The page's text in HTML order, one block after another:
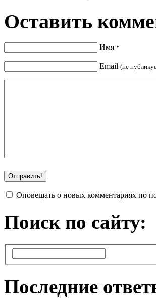
Оставить
Имя *
Email (не
Оповещать о новых комментариях по
Поиск по сайту:
Последние